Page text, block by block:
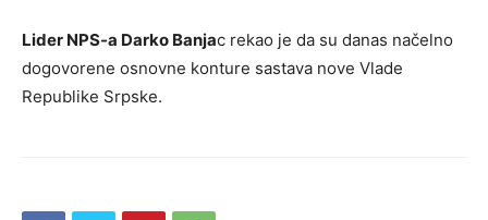
Lider NPS-a Darko Banjac rekao je da su danas načelno
dogovorene osnovne konture sastava nove Vlade
Republike Srpske.